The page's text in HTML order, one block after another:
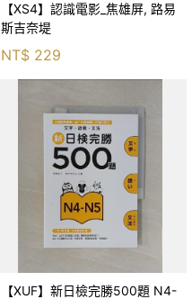
【XS4】認識電影_焦雄屏, 路易
斯吉奈堤
NT$ 229
【XUF】新日檢完勝500題 N4-